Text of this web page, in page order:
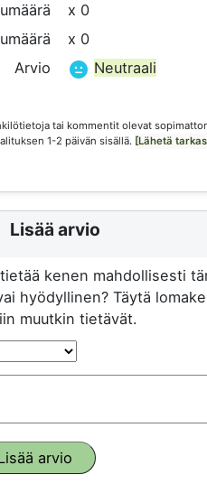
x 0
x 0
Arvio
Neutraali
tai kommentit olevat
1-2 päivän sisällä. [Lähetä
Lisää arvio
kenen mahdollisesti
hyödyllinen? Täytä
muutkin tietävät.